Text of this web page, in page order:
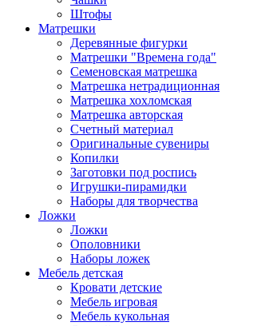
Штофы
Матрешки
Деревянные фигурки
Матрешки "Времена года"
Семеновская матрешка
Матрешка нетрадиционная
Матрешка хохломская
Матрешка авторская
Счетный материал
Оригинальные сувениры
Копилки
Заготовки под роспись
Игрушки-пирамидки
Наборы для творчества
Ложки
Ложки
Ополовники
Наборы ложек
Мебель детская
Кровати детские
Мебель игровая
Мебель кукольная